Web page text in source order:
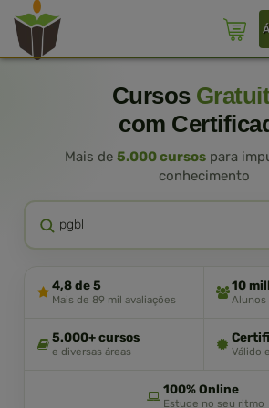
Cursos
com
Mais de 5.000 cursos para
conhecimento
4,8 de 5
Mais de 89 mil avaliações
10
Alunos
5.000+ cursos
e diversas áreas Válido
100% Online
Estude no seu ritmo